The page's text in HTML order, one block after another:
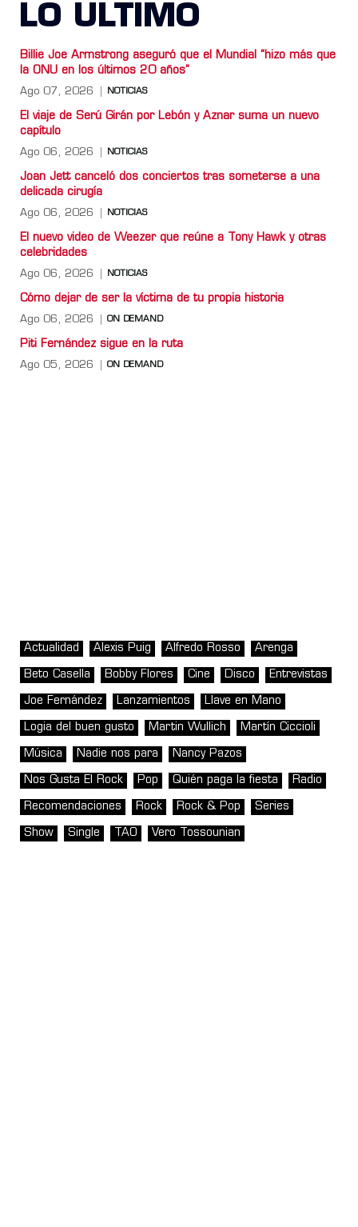
LO ULTIMO
Billie Joe Armstrong aseguró que el Mundial “hizo más que
la ONU en los últimos 20 años”
Ago 07, 2026 NOTICIAS
El viaje de Serú Girán por Lebón y Aznar suma un nuevo
capítulo
Ago 06, 2026 NOTICIAS
Joan Jett canceló dos conciertos tras someterse a una
delicada cirugía
Ago 06, 2026 NOTICIAS
El nuevo video de Weezer que reúne a Tony Hawk y otras
celebridades
Ago 06, 2026 NOTICIAS
Cómo dejar de ser la víctima de tu propia historia
Ago 06, 2026 ON DEMAND
Piti Fernández sigue en la ruta
Ago 05, 2026 ON DEMAND
Actualidad Alexis Puig Alfredo Rosso Arenga
Beto Casella Bobby Flores Cine Disco Entrevistas
Joe Fernández Lanzamientos Llave en Mano
Logia del buen gusto Martin Wullich Martín Ciccioli
Música Nadie nos para Nancy Pazos
Nos Gusta El Rock Pop Quién paga la fiesta Radio
Recomendaciones Rock Rock & Pop Series
Show Single TAO Vero Tossounian